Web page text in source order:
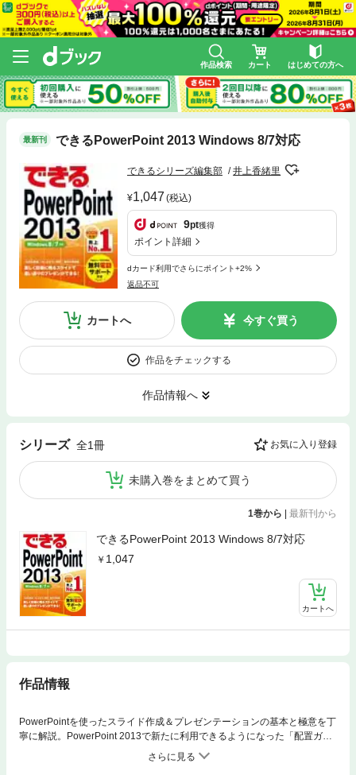
作品検索 カート はじめての方へ
最新刊 できるPowerPoint 2013 Windows 8/7対応
できるシリーズ編集部 井上香緒里
1,047 (税込)
9pt獲得
ポイント詳細
dカード利用でさらにポイント+2%
返品不可
カートへ 今すぐ買う
作品をチェックする
作品情報へ
シリーズ 全1冊 お気に入り登録
未購入巻をまとめて買う
1巻から 最新刊から
できるPowerPoint 2013 Windows 8/7対応
1,047
カートへ
作品情報
PowerPointを使ったスライド作成＆プレゼンテーションの基本と極意を丁
寧に解説。PowerPoint 2013で新たに利用できるようになった「配置ガイ
ド」「スポイト」「タッチモード」「SkyDriveでの共有」などの便利な機
能もすぐに使いこなせる！ 特に、プレゼンテーションの実行中に画面の表